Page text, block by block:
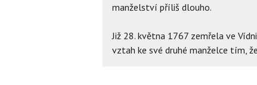
manželství příliš dlouho.
Již 28. května 1767 zemřela ve
vztah ke své druhé manželce tím,